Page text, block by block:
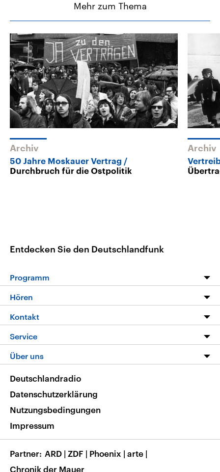
Mehr zum Thema
Archiv
50 Jahre Moskauer Vertrag
Durchbruch für die Ostpolitik
Archiv
Entdecken Sie den Deutschlandfunk
Programm
Programm
Die Nachrichten
Nachrichtenleicht
Neue Beiträge auf dlf.de
Hören
Livestream
Podcasts
Deutschlandfunk App
Nachrichten App
Frequenzen
Kontakt
Hörerservice
Service
FAQ
Veranstaltungen
Musikliste
RSS
Über uns
Barrierefreiheit
Deutschlandradio
Datenschutzerklärung
Nutzungsbedingungen
Impressum
Partner ARD | ZDF | Phoenix | arte |
Chronik der Mauer